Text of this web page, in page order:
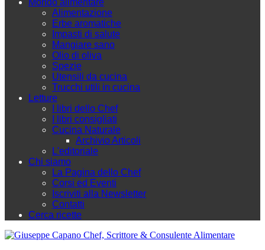
Alimentazione
Erbe aromatiche
Impasti di salute
Mangiare sano
Olio di oliva
Spezie
Utensili da cucina
Trucchi utili in cucina
Letture
I libri dello Chef
I libri consigliati
Cucina Naturale
Archivio Articoli
L'editoriale
Chi siamo
La Pagina dello Chef
Corsi ed Eventi
Iscriviti alla Newsletter
Contatti
Cerca ricette